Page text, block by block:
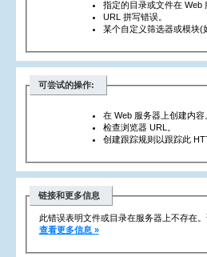
指定的目录或文件在 Web
URL 拼写错误。
某个自定义筛选器或模块(
可尝试的操作:
在 Web 服务器上创建内容
检查浏览器 URL。
创建跟踪规则以跟踪此
链接和更多信息
此错误表明文件或目录在服务器上不存在
查看更多信息 »